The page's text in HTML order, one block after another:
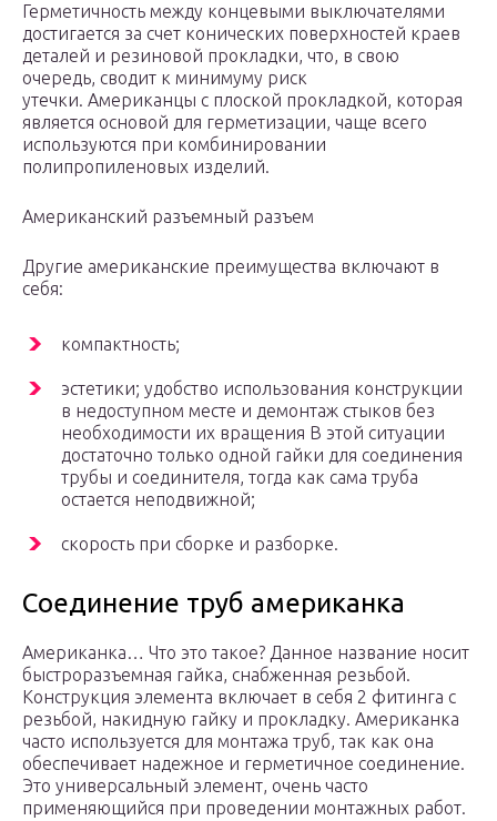
Герметичность между концевыми выключателями
достигается за счет конических поверхностей краев
деталей и резиновой прокладки, что, в свою
очередь, сводит к минимуму риск
утечки. Американцы с плоской прокладкой, которая
является основой для герметизации, чаще всего
используются при комбинировании
полипропиленовых изделий.
Американский разъемный разъем
Другие американские преимущества включают в
себя:
компактность;
эстетики; удобство использования конструкции
в недоступном месте и демонтаж стыков без
необходимости их вращения В этой ситуации
достаточно только одной гайки для соединения
трубы и соединителя, тогда как сама труба
остается неподвижной;
скорость при сборке и разборке.
Соединение труб американка
Американка… Что это такое? Данное название носит
быстроразъемная гайка, снабженная резьбой.
Конструкция элемента включает в себя 2 фитинга с
резьбой, накидную гайку и прокладку. Американка
часто используется для монтажа труб, так как она
обеспечивает надежное и герметичное соединение.
Это универсальный элемент, очень часто
применяющийся при проведении монтажных работ.